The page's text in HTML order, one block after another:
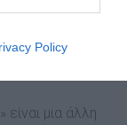
Policy
τους, όπως
και
μια άλλη